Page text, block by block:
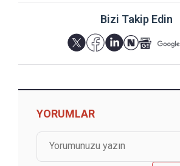
Bizi Takip Edin
YORUMLAR